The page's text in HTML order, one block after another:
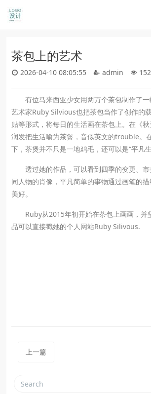
茶包上的艺术
2026-04-10 08:05:55 admin
有位马来西亚少女用两万个茶包制作了
艺术家Ruby Silvious也把茶包当作了创作的
贴等形式，将每日的生活画在茶包上。在《
润发把生活喻为茶煲，音似英文的trouble。
下，茶煲并不只是一地鸡毛，还可以是“平凡生
透过她的作品，可以看到四季的变更、
同人物的肖像，平凡简单的事物通过画笔的
美好。
Ruby从2015年初开始在茶包上画画，并
品可以直接戳她的个人网站Ruby Silivous.
上一篇